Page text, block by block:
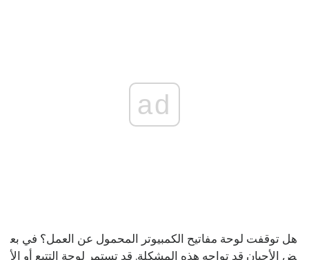
ad
هل توقفت لوحة مفاتيح الكمبيوتر المحمول عن العمل؟ في بع
ض الأحيان قد تواجه هذه المشكلة. قد تستمر لوحة التتبع أو الأ